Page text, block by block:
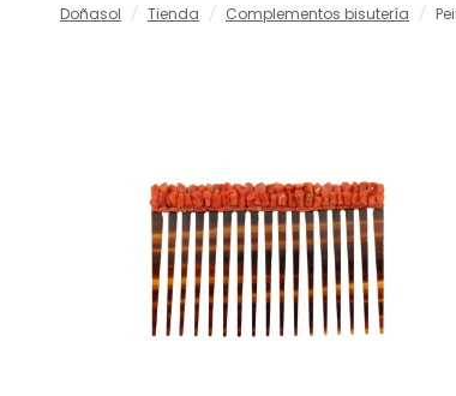
Doñasol / Tienda / Complementos bisutería /